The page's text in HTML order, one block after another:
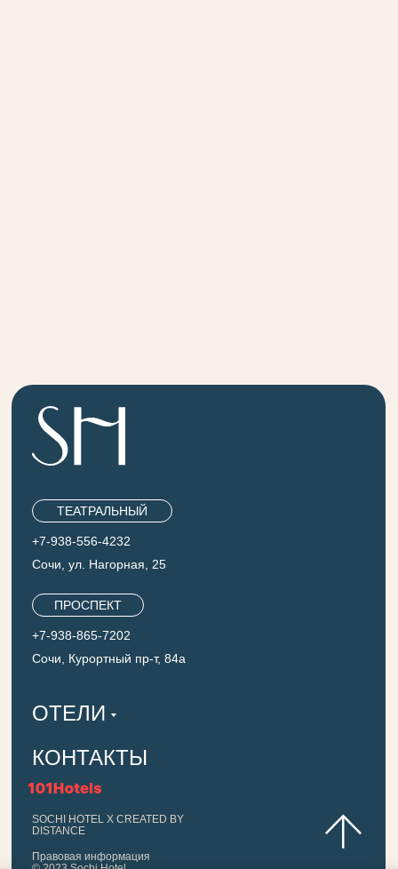
+7-938-556-4232
ОТЕЛИ
КОНТАКТЫ
SOCHI HOTEL X CREATED BY
DISTANCE
+7-938-865-7202
ТЕАТРАЛЬНЫЙ
ПРОСПЕКТ
Правовая информация
Сочи, ул. Нагорная, 25
Сочи, Курортный пр-т, 84а